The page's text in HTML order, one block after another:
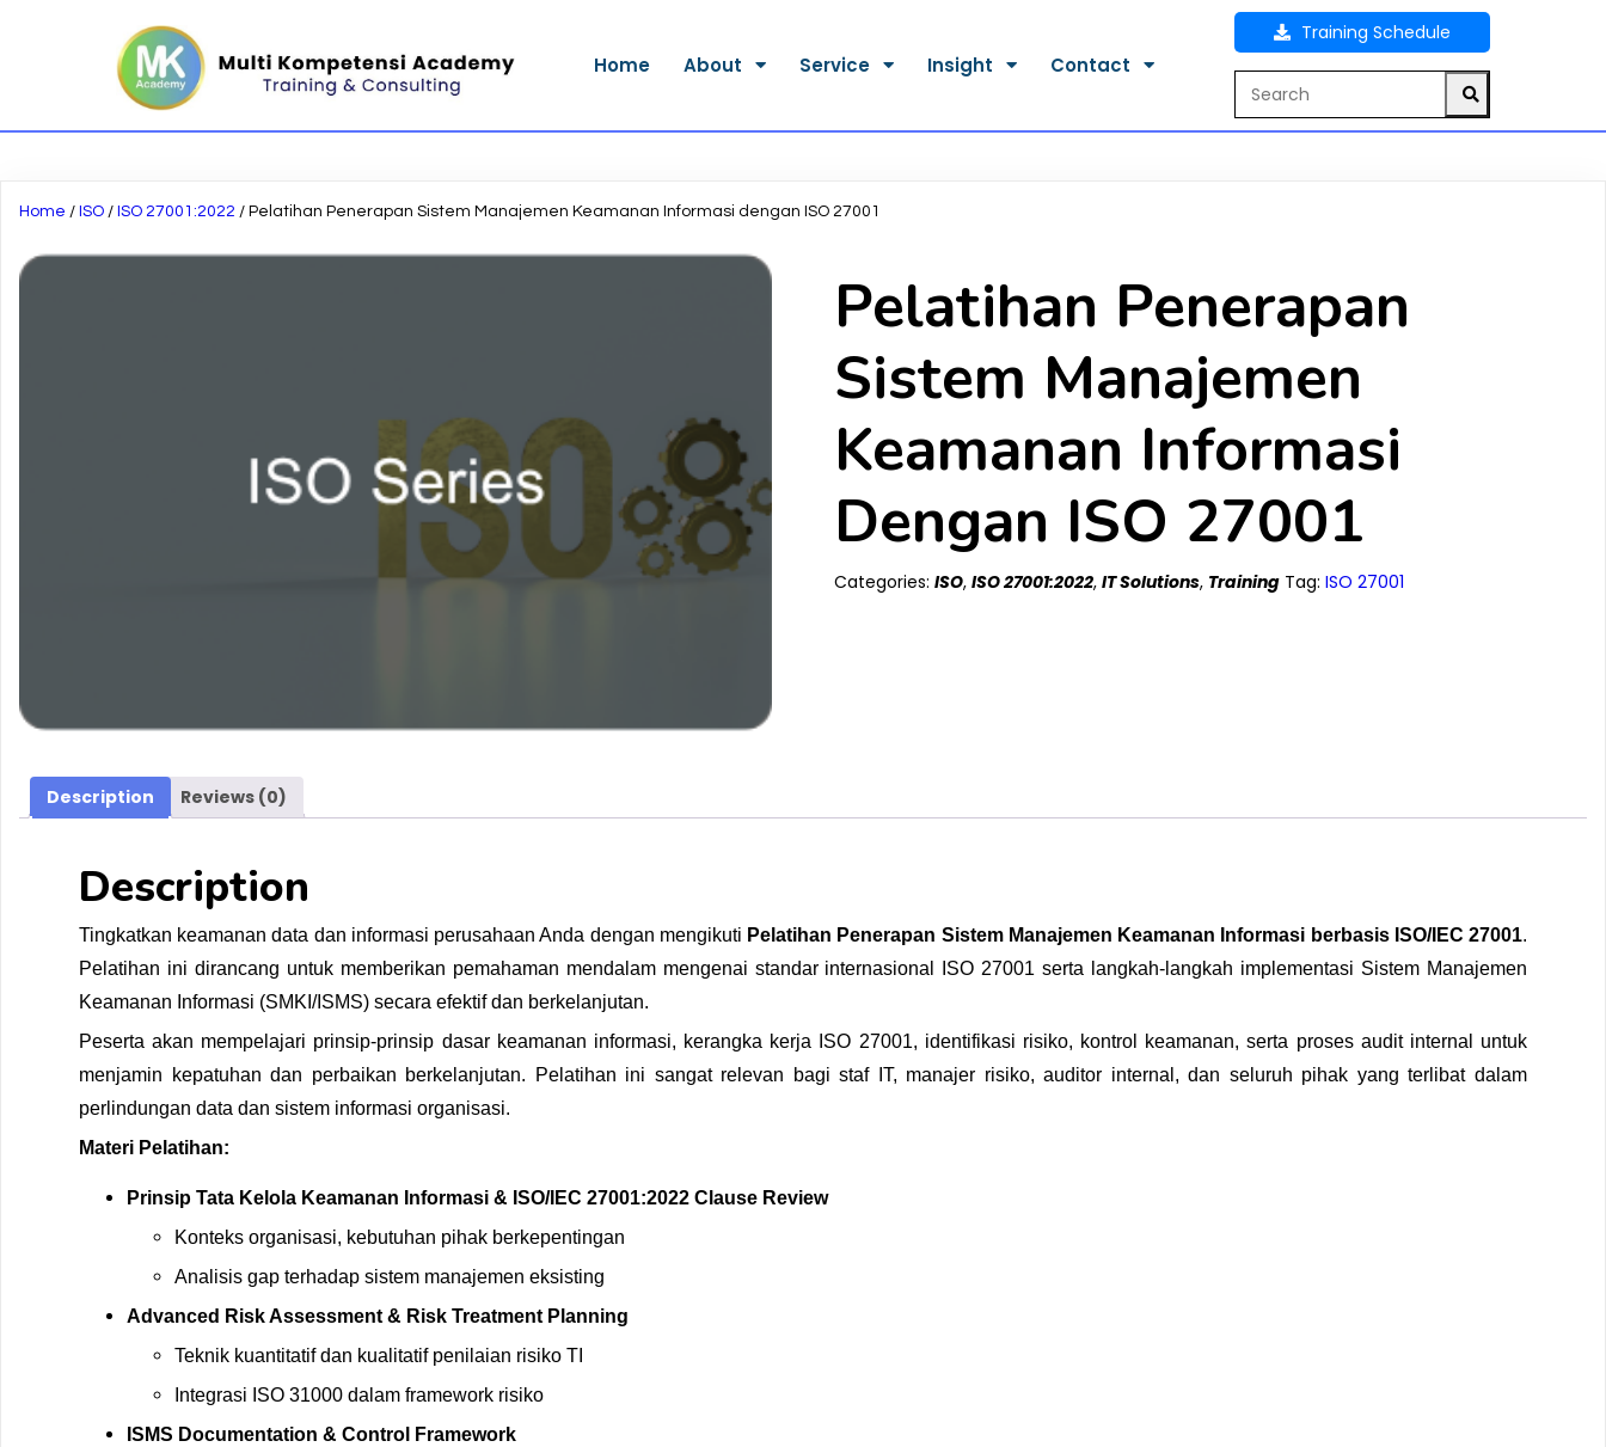
Home About Service Insight Contact
Training Schedule
Home / ISO / ISO 27001:2022 / Pelatihan Penerapan Sistem Manajemen Keamanan Informasi dengan ISO 27001
Pelatihan Penerapan
Sistem Manajemen
Keamanan Informasi
Dengan ISO 27001
Categories:ISO,ISO 27001:2022,IT Solutions, Training Tag:ISO 27001
Description Reviews (0)
Description
Tingkatkan keamanan data dan informasi perusahaan Anda dengan mengikuti Pelatihan Penerapan Sistem Manajemen Keamanan Informasi berbasis ISO/IEC 27001.
Pelatihan ini dirancang untuk memberikan pemahaman mendalam mengenai standar internasional ISO 27001 serta langkah-langkah implementasi Sistem Manajemen
Keamanan Informasi (SMKI/ISMS) secara efektif dan berkelanjutan.
Peserta akan mempelajari prinsip-prinsip dasar keamanan informasi, kerangka kerja ISO 27001, identifikasi risiko, kontrol keamanan, serta proses audit internal untuk
menjamin kepatuhan dan perbaikan berkelanjutan. Pelatihan ini sangat relevan bagi staf IT, manajer risiko, auditor internal, dan seluruh pihak yang terlibat dalam
perlindungan data dan sistem informasi organisasi.
Materi Pelatihan:
Prinsip Tata Kelola Keamanan Informasi & ISO/IEC 27001:2022 Clause Review
Konteks organisasi, kebutuhan pihak berkepentingan
Analisis gap terhadap sistem manajemen eksisting
Advanced Risk Assessment & Risk Treatment Planning
Teknik kuantitatif dan kualitatif penilaian risiko TI
Integrasi ISO 31000 dalam framework risiko
ISMS Documentation & Control Framework